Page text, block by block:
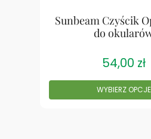
Sunbeam Czyścik
do
54,00 zł
WYBIERZ OPCJE